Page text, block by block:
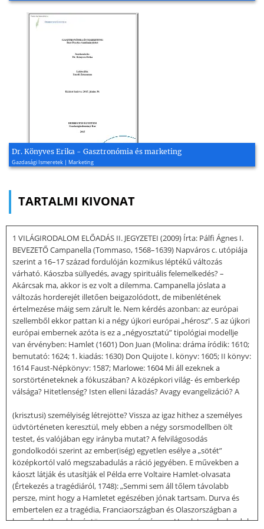
Dr. Könyves Erika - Gasztronómia és marketing
Gazdasági Ismeretek | Marketing
TARTALMI KIVONAT
1 VILÁGIRODALOM ELŐADÁS II. JEGYZETEI (2009) Írta: Pálfi Ágnes I.
BEVEZETŐ Campanella (Tommaso, 1568–1639) Napváros c. utópiája
szerint a 16–17 század fordulóján kozmikus léptékű változás
várható. Káoszba süllyedés, avagy spirituális felemelkedés? –
Akárcsak ma, akkor is ez volt a dilemma. Campanella jóslata a
változás horderejét illetően beigazolódott, de mibenlétének
értelmezése máig sem zárult le. Nem kérdés azonban: az európai
szellemből ekkor pattan ki a négy újkori európai „hérosz”. S az újkori
európai embernek azóta is ez a „négyosztatú” tipológiai modellje
van érvényben: Hamlet (1601) Don Juan (Molina: dráma íródik: 1610;
bemutató: 1624; 1. kiadás: 1630) Don Quijote I. könyv: 1605; II könyv:
1614 Faust-Népkönyv: 1587; Marlowe: 1604 Mi áll ezeknek a
sorstörténeteknek a fókuszában? A középkori világ- és emberkép
válsága? Hitetlenség? Isten elleni lázadás? Avagy evangelizáció? A
(krisztusi) személyiség létrejötte? Vissza az igaz hithez a személyes
üdvtörténeten keresztül, mely ebben a négy sorsmodellben ölt
testet, és valójában egy irányba mutat? A felvilágosodás
gondolkodói szerint az ember(iség) egyetlen esélye a „sötét”
középkortól való megszabadulás a ráció jegyében. E művekben a
káoszt látják és utasítják el Példa erre Voltaire Hamlet-olvasata
(Értekezés a tragédiáról, 1748): „Semmi sem áll tőlem távolabb
persze, mint hogy a Hamletet egészében jónak tartsam. Durva és
embertelen ez a tragédia, Franciaországban és Olaszországban a
legműveletlenebb néptömeg sem nézné meg. Hamlet megbolondul